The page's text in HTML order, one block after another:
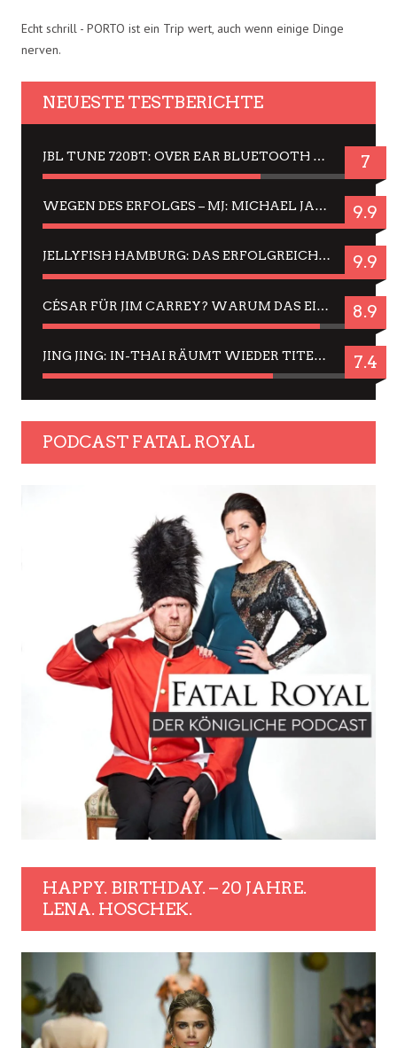
Echt schrill - PORTO ist ein Trip wert, auch wenn einige Dinge
nerven.
NEUESTE TESTBERICHTE
JBL TUNE 720BT: OVER EAR BLUETOOTH KOPFHÖRER UM DIE 50,-€ IM DAUER-TEST 7
WEGEN DES ERFOLGES – MJ: MICHAEL JACKSON MUSICAL IN EINER MATINEE SEHEN 9.9
JELLYFISH HAMBURG: DAS ERFOLGREICHE SOMMER-MENÜ 2025 IN GEFÜHLEN UND BILDERN 9.9
CÉSAR FÜR JIM CARREY? WARUM DAS EINER DER NERVIGSTEN ACTORS IST UND BLEIBT 8.9
JING JING: IN-THAI RÄUMT WIEDER TITEL AB – EIN ZWEI-STUNDEN-ERLEBNISBERICHT 7.4
PODCAST FATAL ROYAL
HAPPY. BIRTHDAY. – 20 JAHRE.
LENA. HOSCHEK.